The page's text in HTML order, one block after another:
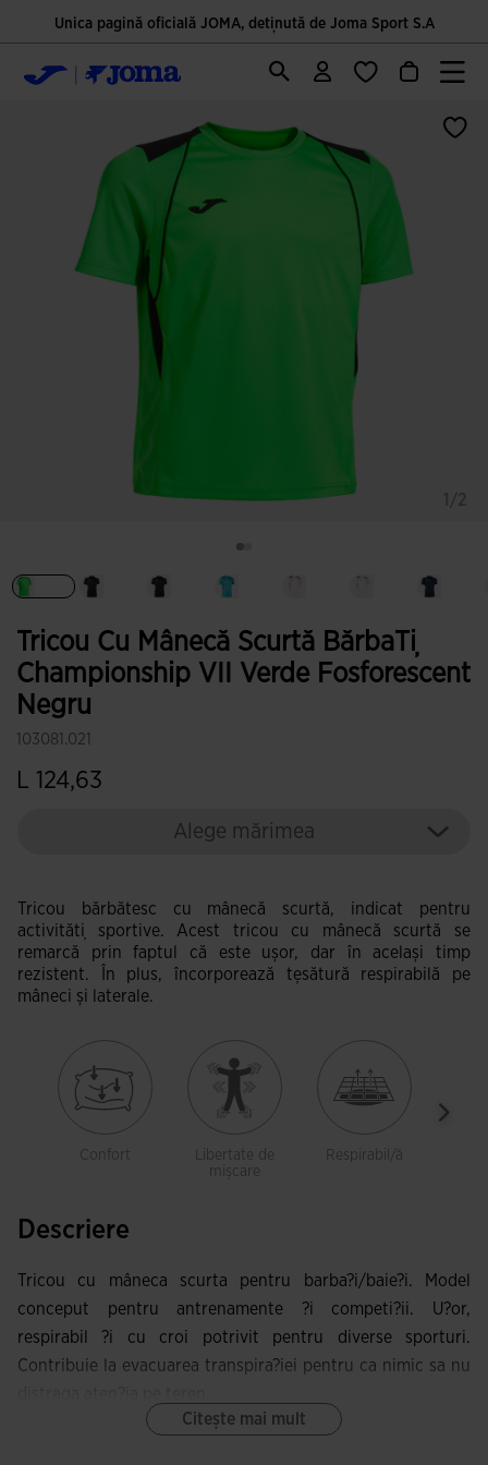
Unica pagină oficială JOMA, deținută de Joma Sport S.A
Tricou Cu Mânecă Scurtă BărbaȚi
Championship VII Verde Fosforescent
Negru
103081.021
L 124,63
Alege mărimea
Tricou bărbătesc cu mânecă scurtă, indicat pentru
activități sportive. Acest tricou cu mânecă scurtă se
remarcă prin faptul că este ușor, dar în același timp
rezistent. În plus, încorporează țesătură respirabilă pe
mâneci și laterale.
Confort
Libertate de
mișcare
Respirabil/ă
Descriere
Tricou cu mâneca scurta pentru barba?i/baie?i. Model
conceput pentru antrenamente ?i competi?ii. U?or,
respirabil ?i cu croi potrivit pentru diverse sporturi.
Contribuie la evacuarea transpira?iei pentru ca nimic sa nu
Citește mai mult